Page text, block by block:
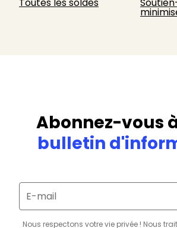
Abonnez-vous
bulletin
E-mail
Nous respectons votre vie privée ! Nous